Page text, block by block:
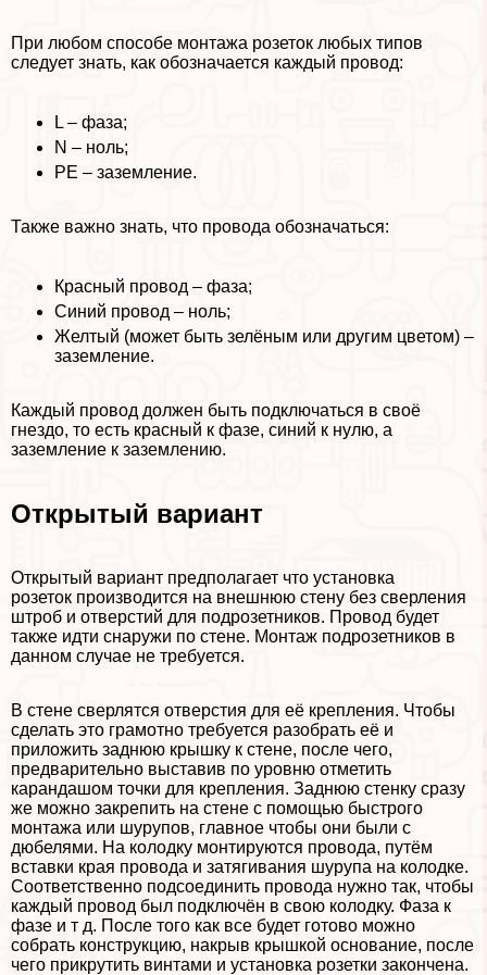
При любом способе монтажа розеток любых типов
следует знать, как обозначается каждый провод:
L – фаза;
N – ноль;
PE – заземление.
Также важно знать, что провода обозначаться:
Красный провод – фаза;
Синий провод – ноль;
Желтый (может быть зелёным или другим цветом) –
заземление.
Каждый провод должен быть подключаться в своё
гнездо, то есть красный к фазе, синий к нулю, а
заземление к заземлению.
Открытый вариант
Открытый вариант предполагает что установка
розеток производится на внешнюю стену без сверления
штроб и отверстий для подрозетников. Провод будет
также идти снаружи по стене. Монтаж подрозетников в
данном случае не требуется.
В стене сверлятся отверстия для её крепления. Чтобы
сделать это грамотно требуется разобрать её и
приложить заднюю крышку к стене, после чего,
предварительно выставив по уровню отметить
карандашом точки для крепления. Заднюю стенку сразу
же можно закрепить на стене с помощью быстрого
монтажа или шурупов, главное чтобы они были с
дюбелями. На колодку монтируются провода, путём
вставки края провода и затягивания шурупа на колодке.
Соответственно подсоединить провода нужно так, чтобы
каждый провод был подключён в свою колодку. Фаза к
фазе и т д. После того как все будет готово можно
собрать конструкцию, накрыв крышкой основание, после
чего прикрутить винтами и установка розетки закончена.